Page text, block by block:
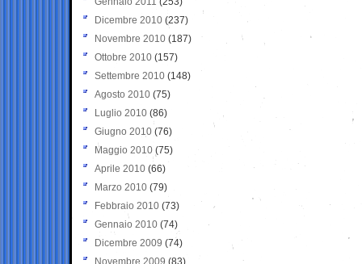
Dicembre 2010 (237)
Novembre 2010 (187)
Ottobre 2010 (157)
Settembre 2010 (148)
Agosto 2010 (75)
Luglio 2010 (86)
Giugno 2010 (76)
Maggio 2010 (75)
Aprile 2010 (66)
Marzo 2010 (79)
Febbraio 2010 (73)
Gennaio 2010 (74)
Dicembre 2009 (74)
Novembre 2009 (83)